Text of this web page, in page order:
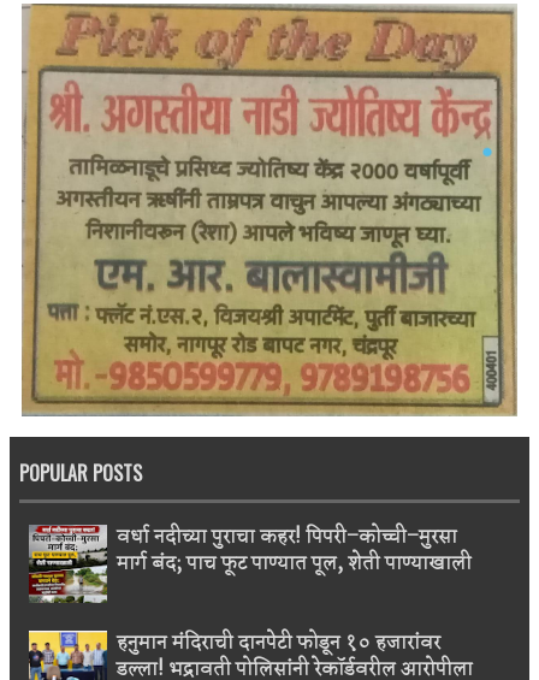
POPULAR POSTS
वर्धा नदीच्या पुराचा कहर! पिपरी–कोच्ची–मुरसा
मार्ग बंद; पाच फूट पाण्यात पूल, शेती पाण्याखाली
हनुमान मंदिराची दानपेटी फोडून १० हजारांवर
डल्ला! भद्रावती पोलिसांनी रेकॉर्डवरील आरोपीला